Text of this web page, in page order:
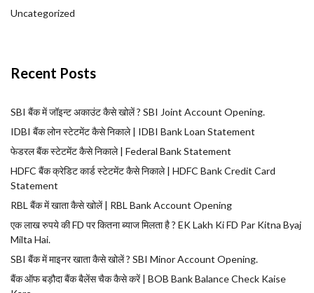
Uncategorized
Recent Posts
SBI बैंक में जॉइन्ट अकाउंट कैसे खोलें ? SBI Joint Account Opening.
IDBI बैंक लोन स्टेटमेंट कैसे निकाले | IDBI Bank Loan Statement
फेडरल बैंक स्टेटमेंट कैसे निकाले | Federal Bank Statement
HDFC बैंक क्रेडिट कार्ड स्टेटमेंट कैसे निकाले | HDFC Bank Credit Card
Statement
RBL बैंक में खाता कैसे खोलें | RBL Bank Account Opening
एक लाख रुपये की FD पर कितना ब्याज मिलता है ? EK Lakh Ki FD Par Kitna Byaj
Milta Hai.
SBI बैंक में माइनर खाता कैसे खोलें ? SBI Minor Account Opening.
बैंक ऑफ बड़ौदा बैंक बैलेंस चैक कैसे करें | BOB Bank Balance Check Kaise